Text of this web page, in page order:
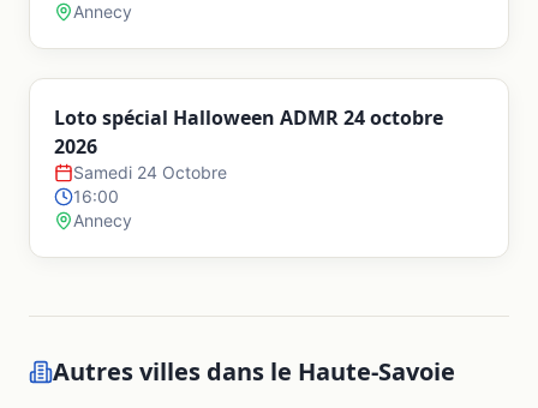
Annecy
Loto spécial Halloween ADMR 24 octobre
2026
Samedi 24 Octobre
16:00
Annecy
Autres villes dans le Haute-Savoie